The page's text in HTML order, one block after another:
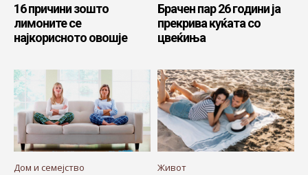
16 причини зошто
лимоните се
најкорисното овошје
Брачен пар 26 години ја
прекрива куќата со
цвеќиња
Дом и семејство Живот